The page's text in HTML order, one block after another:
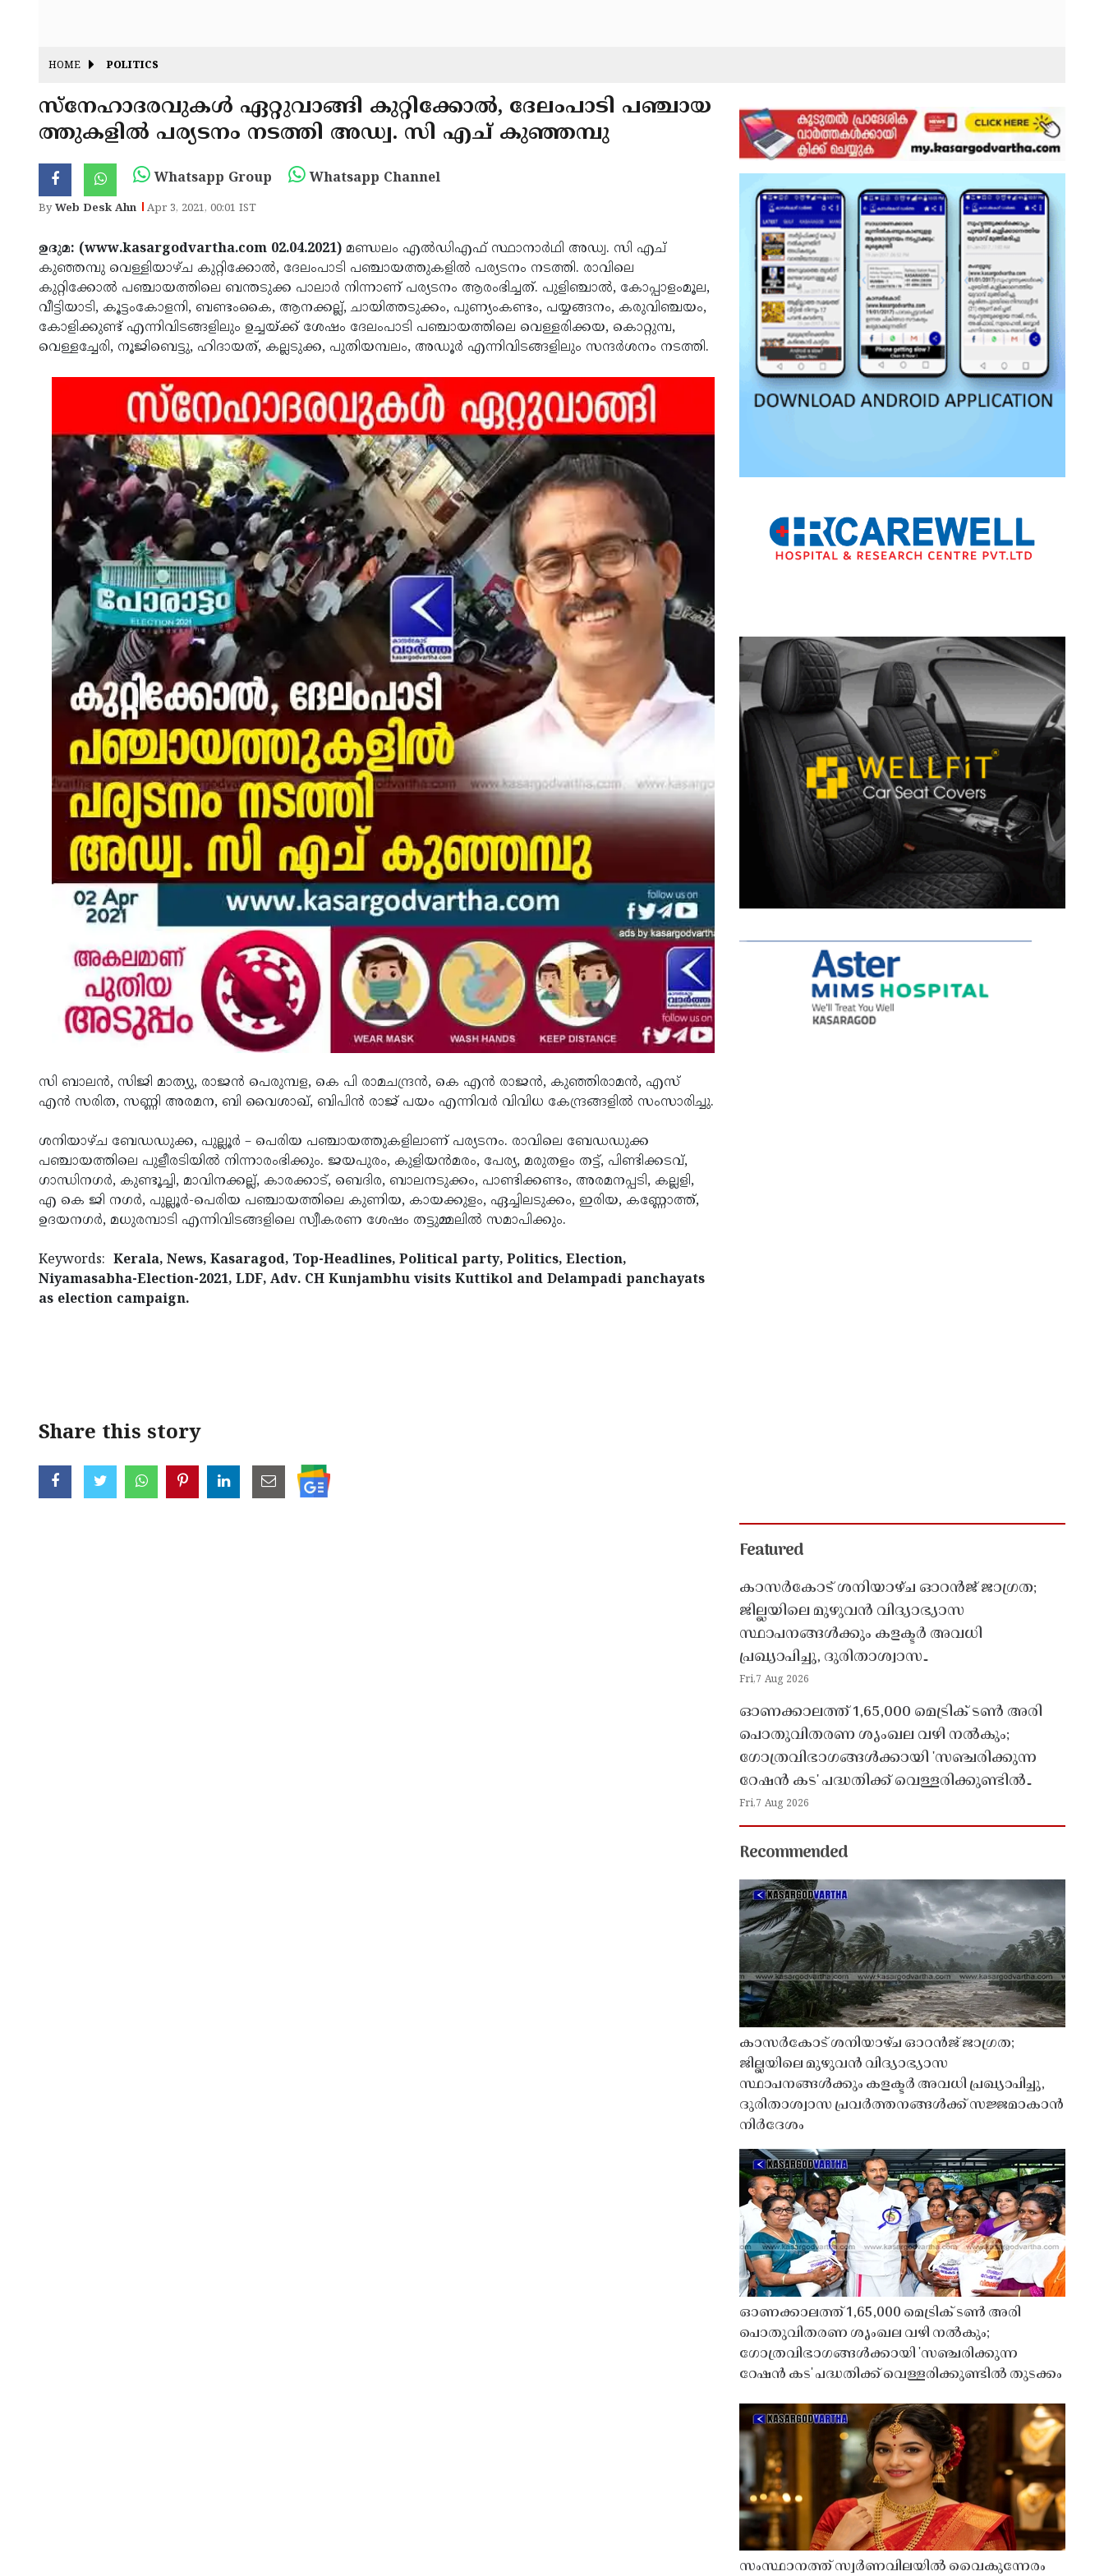
HOME POLITICS
സ്‌നേഹാദരവുകൾ ഏറ്റുവാങ്ങി കുറ്റിക്കോൽ, ദേലംപാടി പഞ്ചായ
ത്തുകളിൽ പര്യടനം നടത്തി അഡ്വ. സി എച്‌ കുഞ്ഞമ്പു
Whatsapp Group Whatsapp Channel
ByWeb Desk Ahn Apr 3, 2021, 00:01 IST
ഉദുമ: (www.kasargodvartha.com 02.04.2021) മണ്ഡലം എൽഡിഎഫ് സ്ഥാനാർഥി അഡ്വ. സി എച്‌
കുഞ്ഞമ്പു വെള്ളിയാഴ്‌ച കുറ്റിക്കോൽ, ദേലംപാടി പഞ്ചായത്തുകളിൽ പര്യടനം നടത്തി. രാവിലെ
കുറ്റിക്കോൽ പഞ്ചായത്തിലെ ബന്തടുക്ക പാലാർ നിന്നാണ്‌ പര്യടനം ആരംഭിച്ചത്‌. പുളിഞ്ചാൽ, കോപ്പാളംമൂല,
വീട്ടിയാടി, കൂട്ടംകോളനി, ബണ്ടംകൈ, ആനക്കല്ല്‌, ചായിത്തടുക്കം, പുണ്യംകണ്ടം, പയ്യങ്ങനം, കരുവിഞ്ചയം,
കോളിക്കുണ്ട് എന്നിവിടങ്ങളിലും ഉച്ചയ്ക്ക്‌ ശേഷം ദേലംപാടി പഞ്ചായത്തിലെ വെള്ളരിക്കയ, കൊറ്റുമ്പ,
വെള്ളച്ചേരി, നൂജിബെട്ടു, ഹിദായത്‌, കല്ലടുക്ക, പുതിയമ്പലം, അഡൂർ എന്നിവിടങ്ങളിലും സന്ദർശനം നടത്തി.
സി ബാലൻ, സിജി മാത്യു, രാജൻ പെരുമ്പള, കെ പി രാമചന്ദ്രൻ, കെ എൻ രാജൻ, കുഞ്ഞിരാമൻ, എസ്
എൻ സരിത, സണ്ണി അരമന, ബി വൈശാഖ്, ബിപിൻ രാജ് പയം എന്നിവർ വിവിധ കേന്ദ്രങ്ങളിൽ സംസാരിച്ചു.
ശനിയാഴ്‌ച ബേഡഡുക്ക, പുല്ലൂർ – പെരിയ പഞ്ചായത്തുകളിലാണ്‌ പര്യടനം. രാവിലെ ബേഡഡുക്ക
പഞ്ചായത്തിലെ പുളീരടിയിൽ നിന്നാരംഭിക്കും. ജയപുരം, കുളിയൻമരം, പേര്യ, മരുതളം തട്ട്‌, പിണ്ടിക്കടവ്‌,
ഗാന്ധിനഗർ, കുണ്ടൂച്ചി, മാവിനക്കല്ല്, കാരക്കാട്‌, ബെദിര, ബാലനടുക്കം, പാണ്ടിക്കണ്ടം, അരമനപ്പടി, കല്ലളി,
എ കെ ജി നഗർ, പുല്ലൂർ-പെരിയ പഞ്ചായത്തിലെ കുണിയ, കായക്കുളം, ഏച്ചിലടുക്കം, ഇരിയ, കണ്ണോത്ത്‌,
ഉദയനഗർ, മധുരമ്പാടി എന്നിവിടങ്ങളിലെ സ്വീകരണ ശേഷം തട്ടുമ്മലിൽ സമാപിക്കും.
Keywords: Kerala, News, Kasaragod, Top-Headlines, Political party, Politics, Election,
Niyamasabha-Election-2021, LDF, Adv. CH Kunjambhu visits Kuttikol and Delampadi panchayats
as election campaign.
Share this story
Featured
കാസർകോട് ശനിയാഴ്ച ഓറൻജ് ജാഗ്രത;
ജില്ലയിലെ മുഴുവൻ വിദ്യാഭ്യാസ
സ്ഥാപനങ്ങൾക്കും കളക്ടർ അവധി
പ്രഖ്യാപിച്ചു, ദുരിതാശ്വാസ
പ്രവർത്തനങ്ങൾക്ക് സജ്ജമാകാൻ നിർദേശം
Fri,7 Aug 2026
ഓണക്കാലത്ത് 1,65,000 മെട്രിക് ടൺ അരി
പൊതുവിതരണ ശൃംഖല വഴി നൽകും;
ഗോത്രവിഭാഗങ്ങൾക്കായി 'സഞ്ചരിക്കുന്ന
റേഷൻ കട' പദ്ധതിക്ക് വെള്ളരിക്കുണ്ടിൽ
തുടക്കം
Fri,7 Aug 2026
Recommended
കാസർകോട് ശനിയാഴ്ച ഓറൻജ് ജാഗ്രത;
ജില്ലയിലെ മുഴുവൻ വിദ്യാഭ്യാസ
സ്ഥാപനങ്ങൾക്കും കളക്ടർ അവധി പ്രഖ്യാപിച്ചു,
ദുരിതാശ്വാസ പ്രവർത്തനങ്ങൾക്ക് സജ്ജമാകാൻ
നിർദേശം
ഓണക്കാലത്ത് 1,65,000 മെട്രിക് ടൺ അരി
പൊതുവിതരണ ശൃംഖല വഴി നൽകും;
ഗോത്രവിഭാഗങ്ങൾക്കായി 'സഞ്ചരിക്കുന്ന
റേഷൻ കട' പദ്ധതിക്ക് വെള്ളരിക്കുണ്ടിൽ തുടക്കം
സംസ്ഥാനത്ത് സ്വർണവിലയിൽ വൈകുന്നേരം